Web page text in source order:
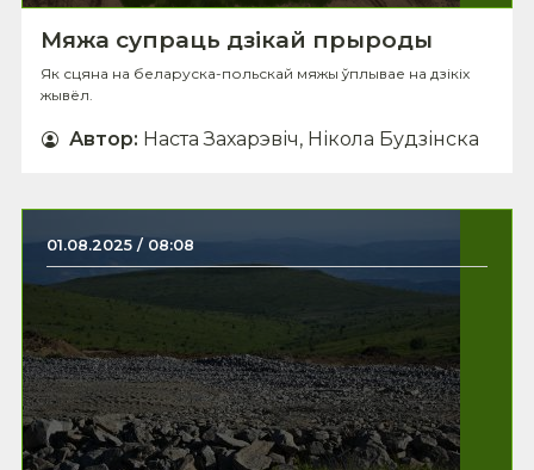
Мяжа супраць дзікай прыроды
Як сцяна на беларуска-польскай мяжы ўплывае на дзікіх
жывёл.
Автор: Наста Захарэвіч, Нікола Будзінска
01.08.2025 / 08:08